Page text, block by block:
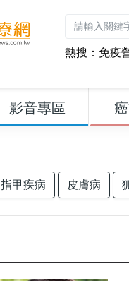
熱搜： 免疫
影音專區
指甲疾病 皮膚病